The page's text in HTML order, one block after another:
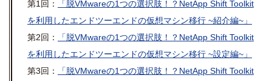
第1回：
「脱VMwareの1つの選択肢！？NetApp Shift Toolkit
を利用したエンドツーエンドの仮想マシン移行 ~紹介編~」
第2回：
「脱VMwareの1つの選択肢！？NetApp Shift Toolkit
を利用したエンドツーエンドの仮想マシン移行 ~設定編~」
第3回：
「脱VMwareの1つの選択肢！？NetApp Shift Toolkit